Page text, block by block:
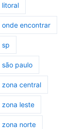
litoral
encontrar
sp
paulo
central
leste
norte